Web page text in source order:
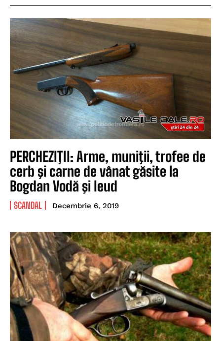
PERCHEZIŢII: Arme, muniţii, trofee de
cerb şi carne de vânat găsite la
Bogdan Vodă şi Ieud
SCANDAL Decembrie 6, 2019